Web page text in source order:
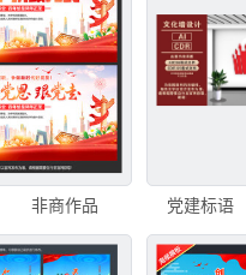
非商作品 党建标语